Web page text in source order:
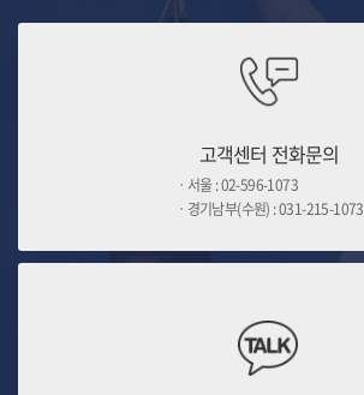
고객센터 전화문의
ㆍ서울 : 02-596-1073
ㆍ경기남부(수원) : 031-215-1073